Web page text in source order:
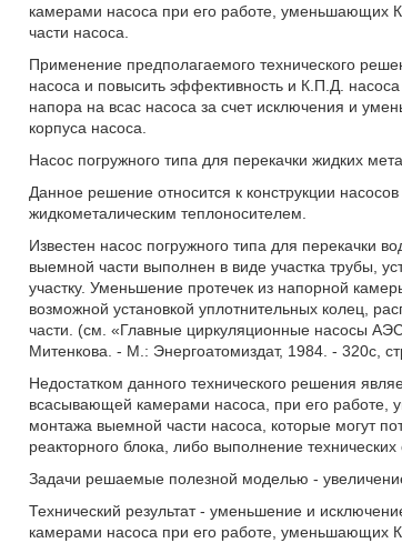
камерами насоса при его работе,
части насоса.
Применение предполагаемого технического
насоса и повысить эффективность и К.П.Д.
напора на всас насоса за счет исключения и
корпуса насоса.
Насос погружного типа для перекачки жидких
Данное решение относится к конструкции
жидкометалическим теплоносителем.
Известен насос погружного типа для перекачки
выемной части выполнен в виде участка трубы,
участку. Уменьшение протечек из напорной
возможной установкой уплотнительных колец,
части. (см. «Главные циркуляционные насосы
Митенкова. - М.: Энергоатомиздат, 1984. - 320с,
Недостатком данного технического решения
всасывающей камерами насоса, при его работе,
монтажа выемной части насоса, которые могут
реакторного блока, либо выполнение
Задачи решаемые полезной моделью -
Технический результат - уменьшение и
камерами насоса при его работе,